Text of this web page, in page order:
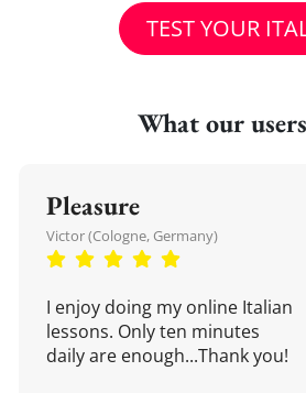
TEST YOUR
What our
Pleasure
Victor (Cologne, Germany)
I enjoy doing my online Italian
lessons. Only ten minutes
daily are enough...Thank you!